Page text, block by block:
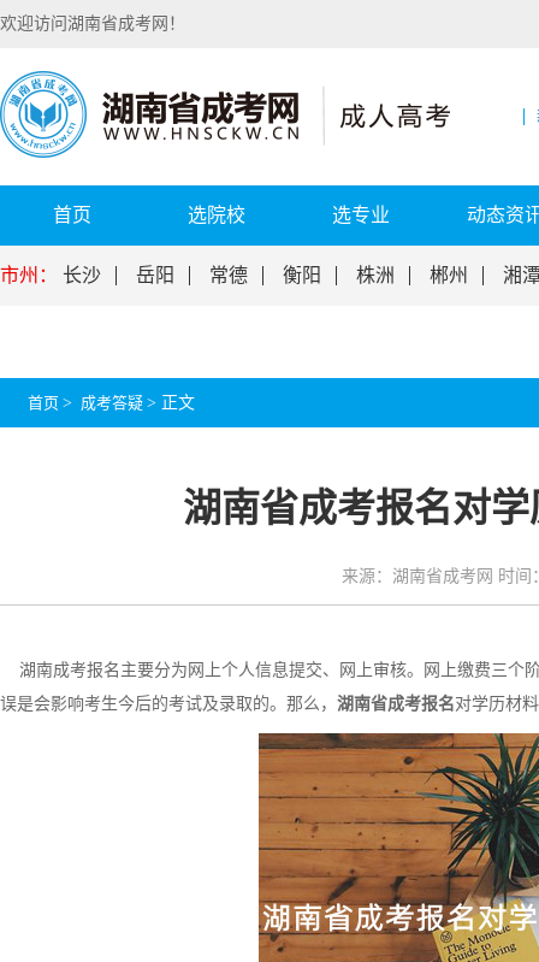
欢迎访问湖南省成考网！
首页 选院校 选专业 动态资
市州： 长沙 岳阳 常德 衡阳 株洲 郴州 湘
首页 > 成考答疑 > 正文
湖南省成考报名对
来源：湖南省成考网 时间
湖南成考报名主要分为网上个人信息提交、网上审核。网上缴费三个
误是会影响考生今后的考试及录取的。那么， 湖南省成考报名对学历材